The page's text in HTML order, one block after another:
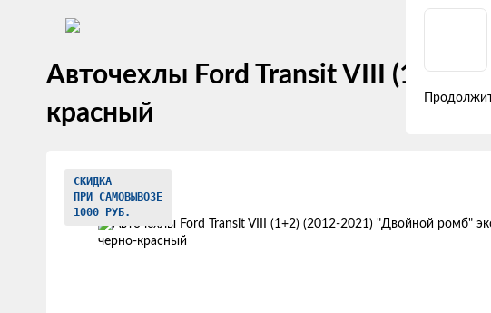
Авточехлы Ford Transit VIII (1+2)
красный
товаров
СКИДКА
ПРИ САМОВЫВОЗЕ
1000 РУБ.